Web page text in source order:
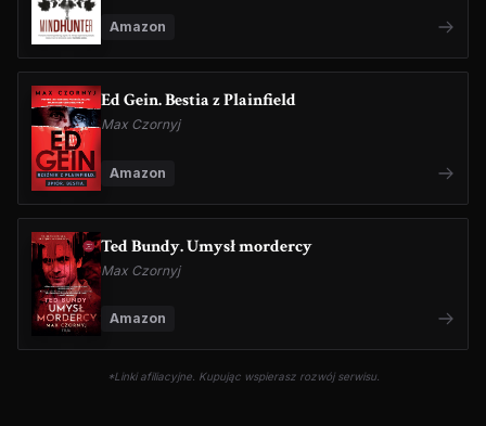
Amazon
Ed Gein. Bestia z Plainfield
Max Czornyj
Amazon
Ted Bundy. Umysł mordercy
Max Czornyj
Amazon
*Linki afiliacyjne. Kupując wspierasz rozwój serwisu.